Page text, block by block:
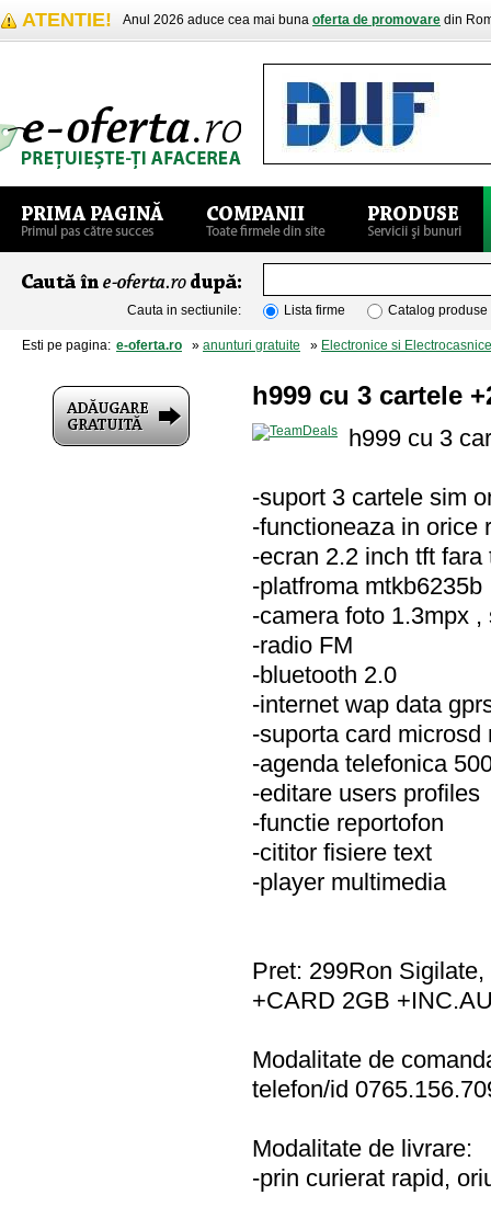
ATENTIE! Anul 2026 aduce cea mai buna oferta de promovare din
Cauta in sectiunile: Lista firme Catalog produse
Esti pe pagina: e-oferta.ro » anunturi gratuite » Electronice si Electrocasnice
h999 cu 3 cartele
h999 cu 3
-suport 3 cartele sim
-functioneaza in orice
-ecran 2.2 inch tft fara
-platfroma mtkb6235b
-camera foto 1.3mpx
-radio FM
-bluetooth 2.0
-internet wap data
-suporta card microsd
-agenda telefonica
-editare users profiles
-functie reportofon
-cititor fisiere text
-player multimedia
Pret: 299Ron
+CARD 2GB
Modalitate de
telefon/id
Modalitate de livrare:
-prin curierat rapid,